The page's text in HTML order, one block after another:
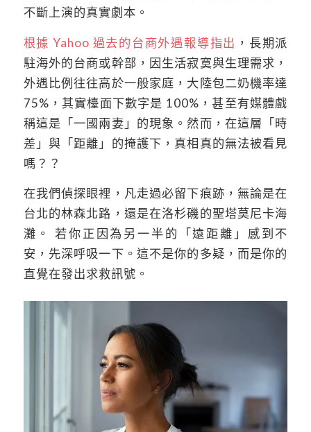
不斷上演的真實劇本。
根據 Yahoo 過去的台商外遇報導指出 ，長期派
駐海外的台商或幹部，因生活寂寞與生理需求，
外遇比例往往高於一般家庭，大陸包二奶機率達
75%，其實檯面下數字是 100%，甚至有媒體戲
稱這是「一國兩妻」的現象。然而，在這層「時
差」與「距離」的掩護下，真相真的無法被看見
嗎？？
在我們偵探眼裡，凡走過必留下痕跡，無論是在
台北的林森北路，還是在洛杉磯的聖塔莫尼卡海
灘。 若你正因為另一半的「遠距離」感到不
安，先深呼吸一下。這不是你的多疑，而是你的
直覺在發出求救訊號。